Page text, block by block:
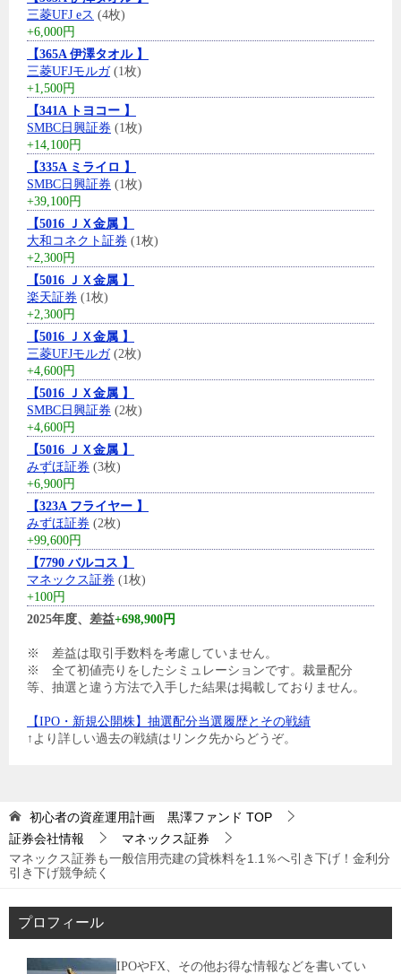
三菱UFJ eス (4枚)
+6,000円
【365A 伊澤タオル 】
三菱UFJモルガ(1枚)
+1,500円
【341A トヨコー 】
SMBC日興証券 (1枚)
+14,100円
【335A ミライロ 】
SMBC日興証券 (1枚)
+39,100円
【5016 ＪＸ金属 】
大和コネクト証券 (1枚)
+2,300円
【5016 ＪＸ金属 】
楽天証券 (1枚)
+2,300円
【5016 ＪＸ金属 】
三菱UFJモルガ(2枚)
+4,600円
【5016 ＪＸ金属 】
SMBC日興証券 (2枚)
+4,600円
【5016 ＪＸ金属 】
みずほ証券 (3枚)
+6,900円
【323A フライヤー 】
みずほ証券 (2枚)
+99,600円
【7790 バルコス 】
マネックス証券 (1枚)
+100円
2025年度、差益+698,900円
※ 差益は取引手数料を考慮していません。
※ 全て初値売りをしたシミュレーションです。裁量配分
等、抽選と違う方法で入手した結果は掲載しておりません。
【IPO・新規公開株】抽選配分当選履歴とその戦績
↑より詳しい過去の戦績はリンク先からどうぞ。
初心者の資産運用計画 黒澤ファンド TOP
証券会社情報
マネックス証券
マネックス証券も一般信用売建の貸株料を1.1％へ引き下げ！金利分
引き下げ競争続く
プロフィール
IPOやFX、その他お得な情報などを書いてい